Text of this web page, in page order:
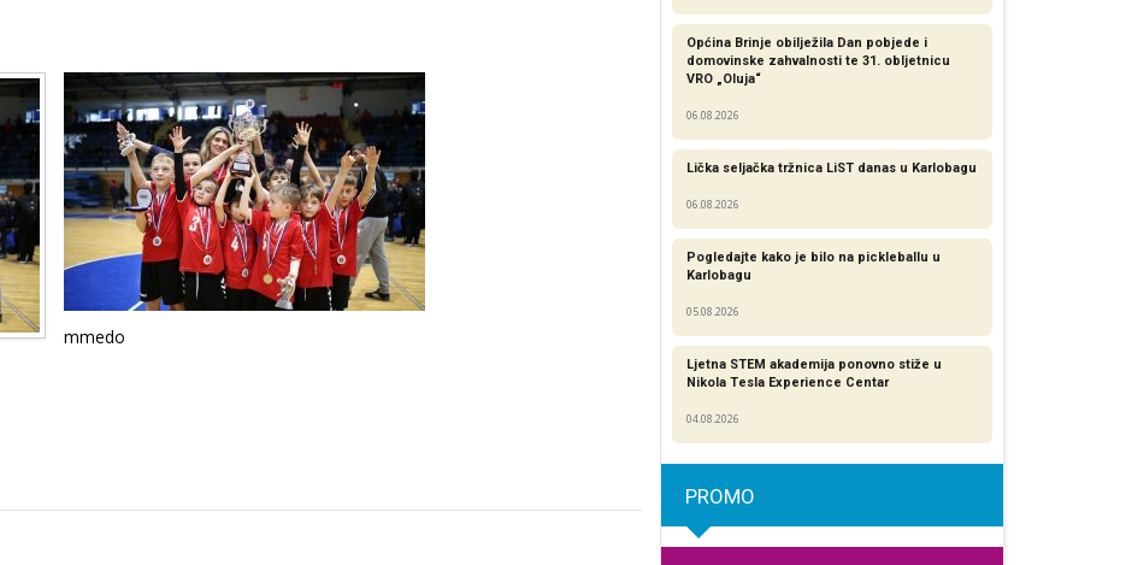
mmedo
Općina Brinje obilježila Dan pobjede i
domovinske zahvalnosti te 31. obljetnicu
VRO „Oluja“
06.08.2026
Lička seljačka tržnica LiST danas u Karlobagu
06.08.2026
Pogledajte kako je bilo na pickleballu u
Karlobagu
05.08.2026
Ljetna STEM akademija ponovno stiže u
Nikola Tesla Experience Centar
04.08.2026
PROMO